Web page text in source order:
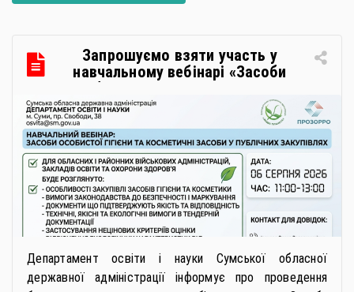
Запрошуємо взяти участь у
навчальному вебінарі «Засоби
особистої гігієни та косметичні
засоби у публічних закупівлях: як
сформувати вимоги та обрати
безпечну і якісну продукцію»
Департамент освіти і науки Сумської обласної
державної адміністрації інформує про проведення